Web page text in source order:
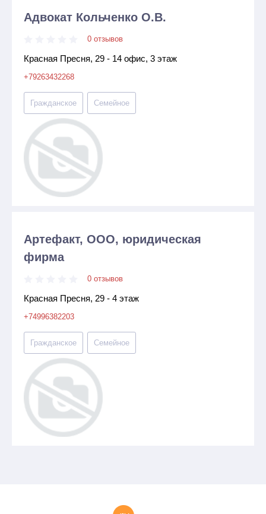
Адвокат Кольченко О.В.
0 отзывов
Красная Пресня, 29 - 14 офис, 3 этаж
+79263432268
Гражданское Семейное
Артефакт, ООО, юридическая
фирма
0 отзывов
Красная Пресня, 29 - 4 этаж
+74996382203
Гражданское Семейное